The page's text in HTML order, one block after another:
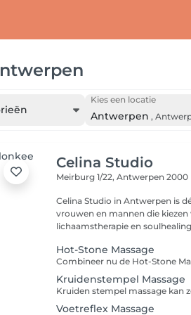
Kies een locatie
Antwerpen ,
Celina Studio
Meirburg 1/22,Antwerpen 2000
Celina Studio in Antwerpen is
vrouwen en mannen die kiezen
lichaamstherapie en
Hot-Stone Massage
Kruidenstempel Massage
Voetreflex Massage